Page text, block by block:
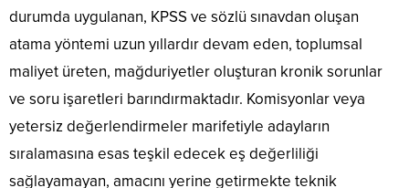
durumda uygulanan, KPSS ve sözlü sınavdan oluşan
atama yöntemi uzun yıllardır devam eden, toplumsal
maliyet üreten, mağduriyetler oluşturan kronik sorunlar
ve soru işaretleri barındırmaktadır. Komisyonlar veya
yetersiz değerlendirmeler marifetiyle adayların
sıralamasına esas teşkil edecek eş değerliliği
sağlayamayan, amacını yerine getirmekte teknik